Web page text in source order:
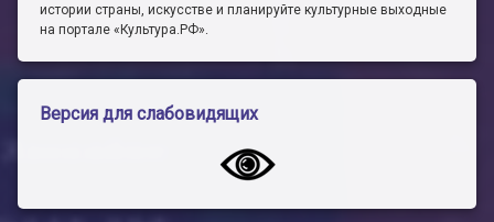
истории страны, искусстве и планируйте культурные выходные
на портале «Культура.РФ».
Версия для слабовидящих